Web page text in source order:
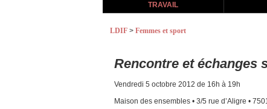
TRAVAIL
LDIF > Femmes et sport
Rencontre et échanges
Vendredi 5 octobre 2012 de 16h à 19h
Maison des ensembles • 3/5 rue d’Aligre •